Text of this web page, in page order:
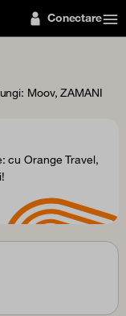
Conectare
: Moov, ZAMANI
cu Orange Travel,